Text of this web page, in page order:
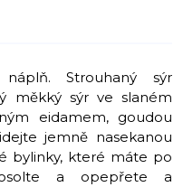
Strouhaný sýr
měkký sýr ve slaném
eidamem, goudou
jemně nasekanou
bylinky, které máte po
a opepřete a